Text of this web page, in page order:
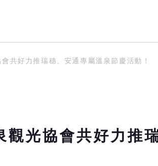
共好力推瑞穗、安通專屬溫泉節慶活動！
觀光協會共好力推